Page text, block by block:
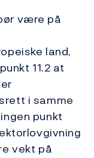
være på
land,
11.2 at
i samme
punkt
vekt på